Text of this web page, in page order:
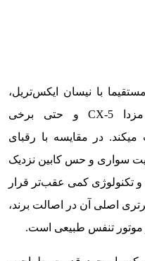
، مزدا CX-5 و حتی برخی
در مقایسه با رقبای
سواری و حس کابین نزدیک
تکنولوژی کمی عقب‌تر قرار
اصلی آن در اصالت برند،
موتور تنفس طبیعی است.